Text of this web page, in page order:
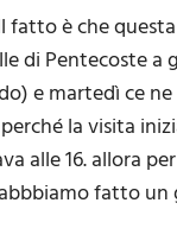
fatto è che
di Pentecoste
e martedì ce
la visita
alle 16. allora
fatto